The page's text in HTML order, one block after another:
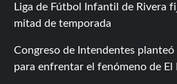
Liga de Fútbol Infantil de Rivera
mitad de temporada
Congreso de Intendentes
para enfrentar el fenómeno de El